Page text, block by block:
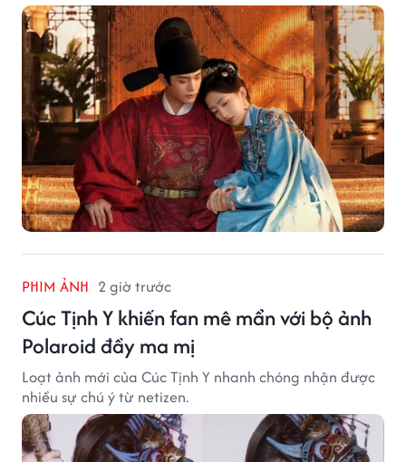
PHIM ẢNH 2 giờ trước
Cúc Tịnh Y khiến fan mê mẩn với bộ ảnh
Polaroid đầy ma mị
Loạt ảnh mới của Cúc Tịnh Y nhanh chóng nhận được
nhiều sự chú ý từ netizen.